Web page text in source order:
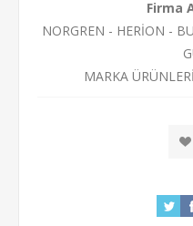
Firma
NORGREN - HERİON -
MARKA